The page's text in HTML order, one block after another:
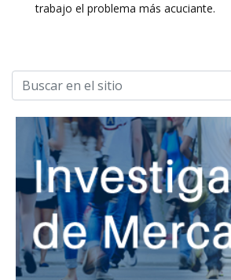
trabajo el problema más acuciante.